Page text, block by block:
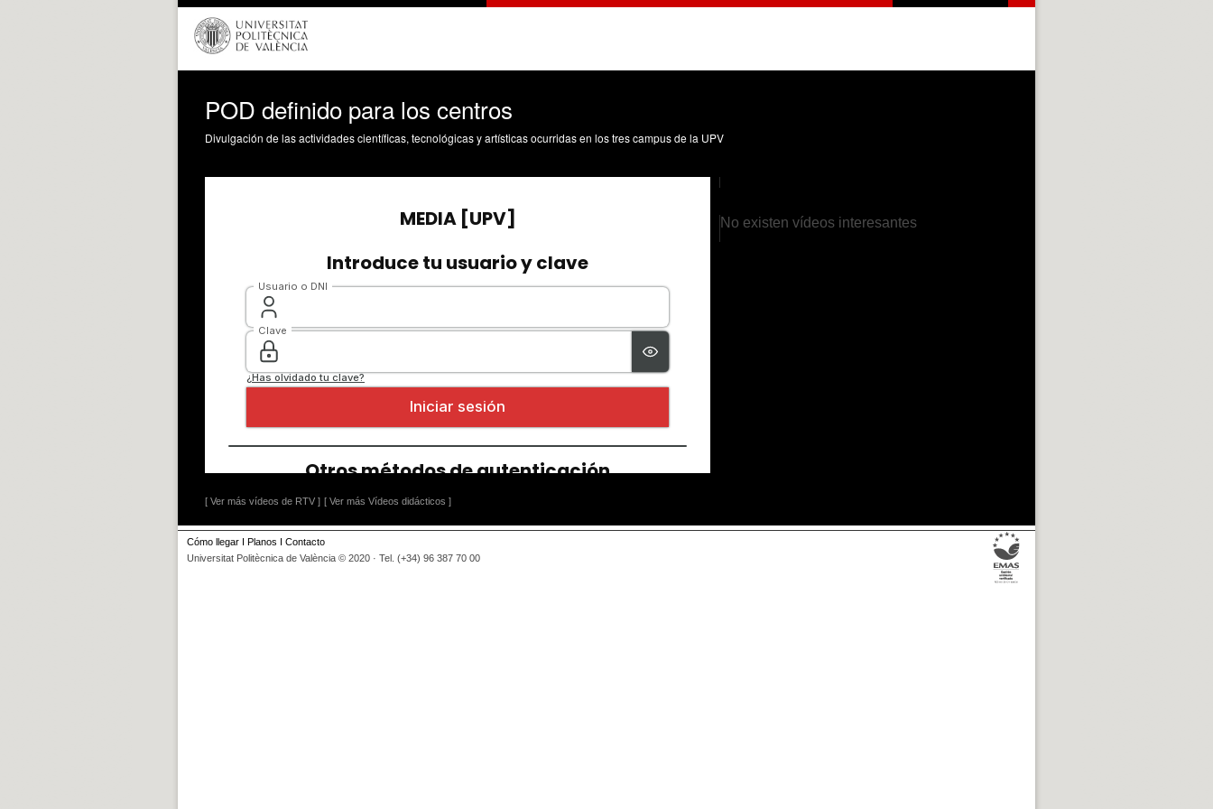
POD definido para los centros
Divulgación de las actividades científicas, tecnológicas y artísticas ocurridas en los tres campus de la UPV
[ Ver más vídeos de RTV ] [ Ver más Vídeos didácticos ]
No existen vídeos interesantes
Cómo llegar I Planos I Contacto
Universitat Politècnica de València © 2020 · Tel. (+34) 96 387 70 00